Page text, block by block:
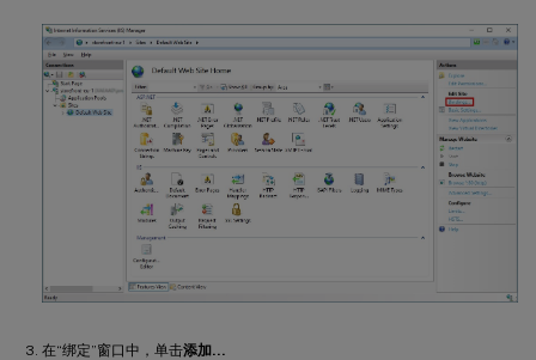
在“绑定”窗口中，单击添加…